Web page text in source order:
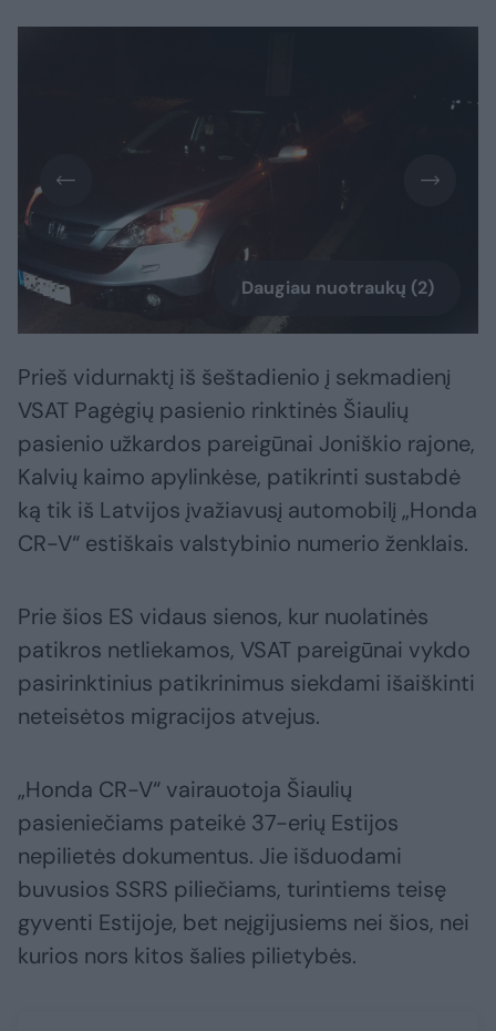
Daugiau nuotraukų (2)
Prieš vidurnaktį iš šeštadienio į sekmadienį
VSAT Pagėgių pasienio rinktinės Šiaulių
pasienio užkardos pareigūnai Joniškio rajone,
Kalvių kaimo apylinkėse, patikrinti sustabdė
ką tik iš Latvijos įvažiavusį automobilį „Honda
CR-V“ estiškais valstybinio numerio ženklais.
Prie šios ES vidaus sienos, kur nuolatinės
patikros netliekamos, VSAT pareigūnai vykdo
pasirinktinius patikrinimus siekdami išaiškinti
neteisėtos migracijos atvejus.
„Honda CR-V“ vairauotoja Šiaulių
pasieniečiams pateikė 37-erių Estijos
nepilietės dokumentus. Jie išduodami
buvusios SSRS piliečiams, turintiems teisę
gyventi Estijoje, bet neįgijusiems nei šios, nei
kurios nors kitos šalies pilietybės.